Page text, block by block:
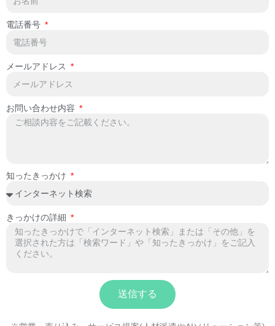
電話番号
メールアドレス
お問い合わせ内容
知ったきっかけ
きっかけの詳細
送信する